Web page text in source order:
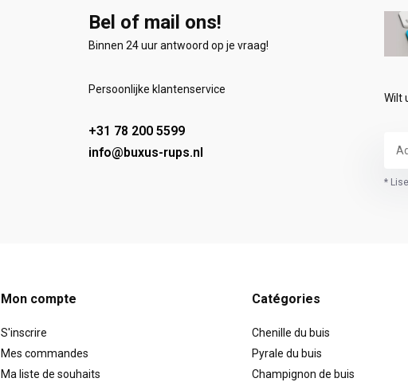
Bel of mail ons!
Binnen 24 uur antwoord op je vraag!
Persoonlijke klantenservice
+31 78 200 5599
info@buxus-rups.nl
Wilt
*
Mon compte
S'inscrire
Mes commandes
Ma liste de souhaits
Catégories
Chenille du buis
Pyrale du buis
Champignon de buis